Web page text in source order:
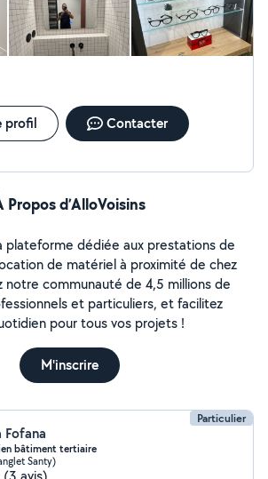
profil Contacter
Propos d’AlloVoisins
plateforme dédiée aux prestations de
de matériel à proximité de chez
notre communauté de 4,5 millions de
et particuliers, et facilitez
pour tous vos projets !
M'inscrire
Particulier
Fofana
bâtiment tertiaire
Santy)